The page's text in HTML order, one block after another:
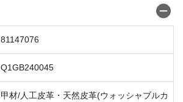
81147076
Q1GB240045
甲材/人工皮革・天然皮革(ウォッシャブルカ